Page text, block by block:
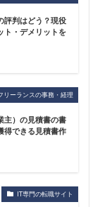
評判はどう？現役
ト・デメリットを
リーランスの事務・経理
主）の見積書の書
得できる見積書作
IT専門の転職サイト